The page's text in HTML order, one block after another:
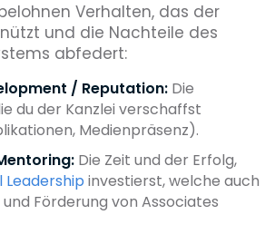
Verhalten, das der
und die Nachteile des
abfedert:
/ Reputation: Die
du der Kanzlei verschaffst
Medienpräsenz).
Die Zeit und der Erfolg,
Leadership investierst, welche auch
Förderung von Associates